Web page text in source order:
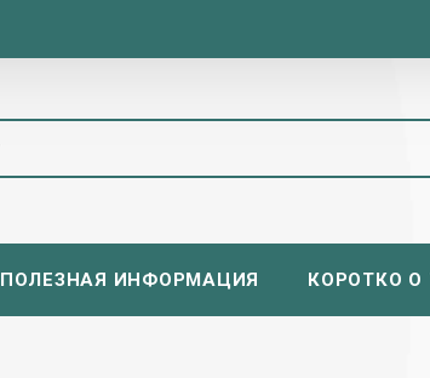
ПОЛЕЗНАЯ ИНФОРМАЦИЯ КОРОТКО О